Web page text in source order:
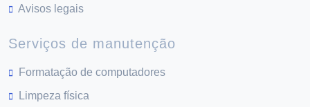
Avisos legais
Serviços de manutenção
Formatação de computadores
Limpeza física